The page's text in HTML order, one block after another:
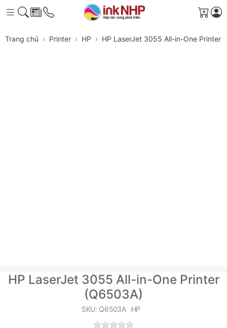
Giỏ
Trang chủ Printer HP HP LaserJet 3055 All-in-One Printer
HP LaserJet 3055 All-in-One Printer
(Q6503A)
SKU: Q6503A HP